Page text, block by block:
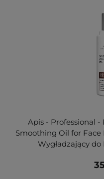
Apis - Professional
Smoothing Oil for
Wygładzający